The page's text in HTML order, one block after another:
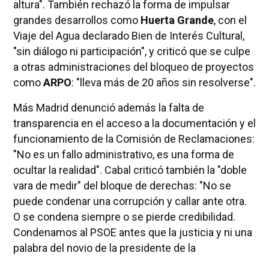
altura". También rechazó la forma de impulsar
grandes desarrollos como Huerta Grande, con el
Viaje del Agua declarado Bien de Interés Cultural,
"sin diálogo ni participación", y criticó que se culpe
a otras administraciones del bloqueo de proyectos
comoARPO: "lleva más de 20 años sin resolverse".
Más Madrid denunció además la falta de
transparencia en el acceso a la documentación y el
funcionamiento de la Comisión de Reclamaciones:
"No es un fallo administrativo, es una forma de
ocultar la realidad". Cabal criticó también la "doble
vara de medir" del bloque de derechas: "No se
puede condenar una corrupción y callar ante otra.
O se condena siempre o se pierde credibilidad.
Condenamos al PSOE antes que la justicia y ni una
palabra del novio de la presidente de la